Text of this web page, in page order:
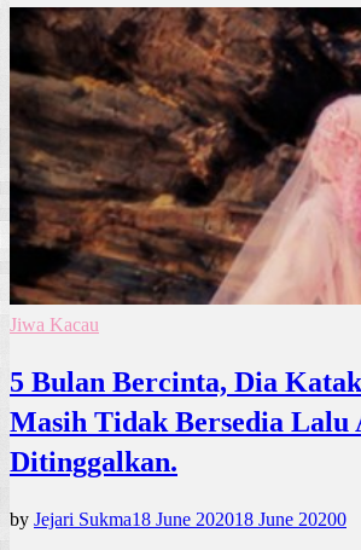
Jiwa Kacau
5 Bulan Bercinta, Dia
Masih Tidak Bersedia Lalu
Ditinggalkan.
by Jejari Sukma18 June 202018 June 20200